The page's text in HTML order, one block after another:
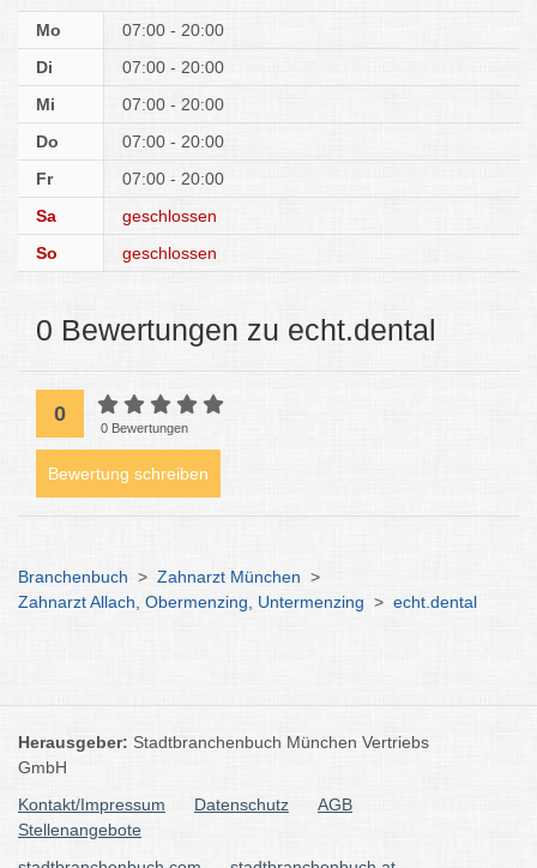
Mo
07:00 - 20:00
Di
07:00 - 20:00
Mi
07:00 - 20:00
Do
07:00 - 20:00
Fr
07:00 - 20:00
Sa
geschlossen
So
geschlossen
0 Bewertungen zu echt.dental
0
0 Bewertungen
Bewertung schreiben
Branchenbuch > Zahnarzt München >
Zahnarzt Allach, Obermenzing, Untermenzing > echt.dental
Herausgeber: Stadtbranchenbuch München Vertriebs
GmbH
Kontakt/Impressum
Datenschutz
AGB
Stellenangebote